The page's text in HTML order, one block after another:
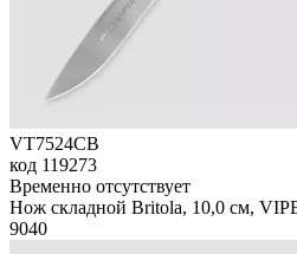
VT7524CB
код 119273
Временно отсутствует
Нож складной Britola, 10,0 см,
9040